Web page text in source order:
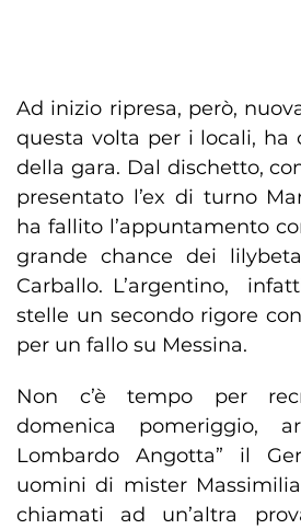
Ad inizio ripresa, però,
questa volta per i locali, ha
della gara. Dal dischetto,
presentato l’ex di turno
ha fallito l’appuntamento
grande chance dei
Carballo. L’argentino,
stelle un secondo rigore
per un fallo su Messina.
Non c’è tempo per
domenica pomeriggio,
Lombardo Angotta” il
uomini di mister
chiamati ad un’altra